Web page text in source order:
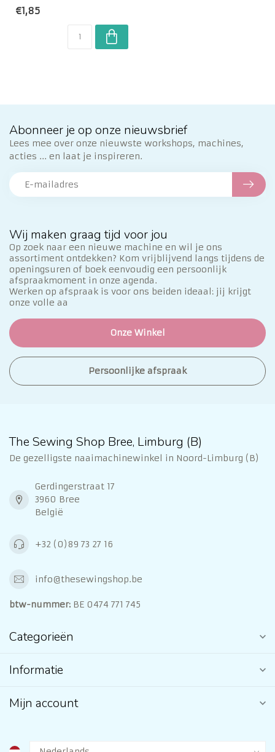
€1,85
Wij maken graag tijd voor jou
Op zoek naar een nieuwe machine en wil je ons
assortiment ontdekken? Kom vrijblijvend langs tijdens de
openingsuren of boek eenvoudig een persoonlijk
afspraakmoment in onze agenda.
Werken op afspraak is voor ons beiden ideaal: jij krijgt
onze volle aa
Onze Winkel
Persoonlijke afspraak
Abonneer je op onze nieuwsbrief
Lees mee over onze nieuwste workshops, machines,
acties ... en laat je inspireren.
The Sewing Shop Bree, Limburg (B)
De gezelligste naaimachinewinkel in Noord-Limburg (B)
Gerdingerstraat 17
3960 Bree
België
+32 (0)89 73 27 16
info@thesewingshop.be
btw-nummer: BE 0474 771 745
Categorieën
Informatie
Mijn account